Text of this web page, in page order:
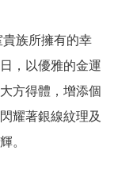
族所擁有的幸
，以優雅的金運
方得體，增添個
耀著銀線紋理及
。